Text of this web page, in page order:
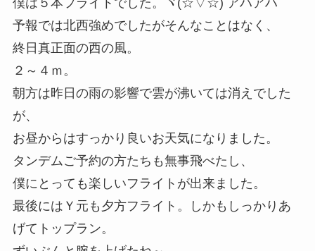
僕は５本フライトでした。ヾ(☆▽☆) アハアハ
予報では北西強めでしたがそんなことはなく、
終日真正面の西の風。
２～４ｍ。
朝方は昨日の雨の影響で雲が沸いては消えでした
が、
お昼からはすっかり良いお天気になりました。
タンデムご予約の方たちも無事飛べたし、
僕にとっても楽しいフライトが出来ました。
最後にはＹ元も夕方フライト。しかもしっかりあ
げてトップラン。